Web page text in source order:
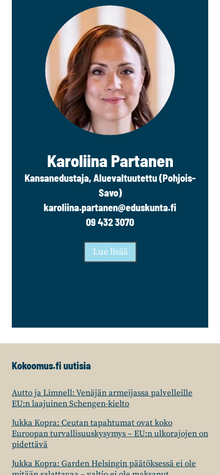
Karoliina Partanen
Kansanedustaja, Aluevaltuutettu (Pohjois-
Savo)
karoliina.partanen@eduskunta.fi
09 432 3070
Lue lisää
Kokoomus.fi uutisia
Autto ja Limnell: Venäjän armeijassa palvelleille
EU:n laajuinen Schengen-kielto
Jukka Kopra: Ceutan tapahtumat ovat koko
Euroopan turvallisuuskysymys – EU:n ulkorajojen on
pidettävä
Jukka Kopra: Garden Helsingin päätöksessä ei ole